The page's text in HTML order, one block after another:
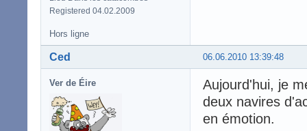
Registered 04.02.2009
Hors ligne
06.06.2010 13:39:48
Ced
Ver de Éire
Aujourd'hui, je
deux navires
en émotion.